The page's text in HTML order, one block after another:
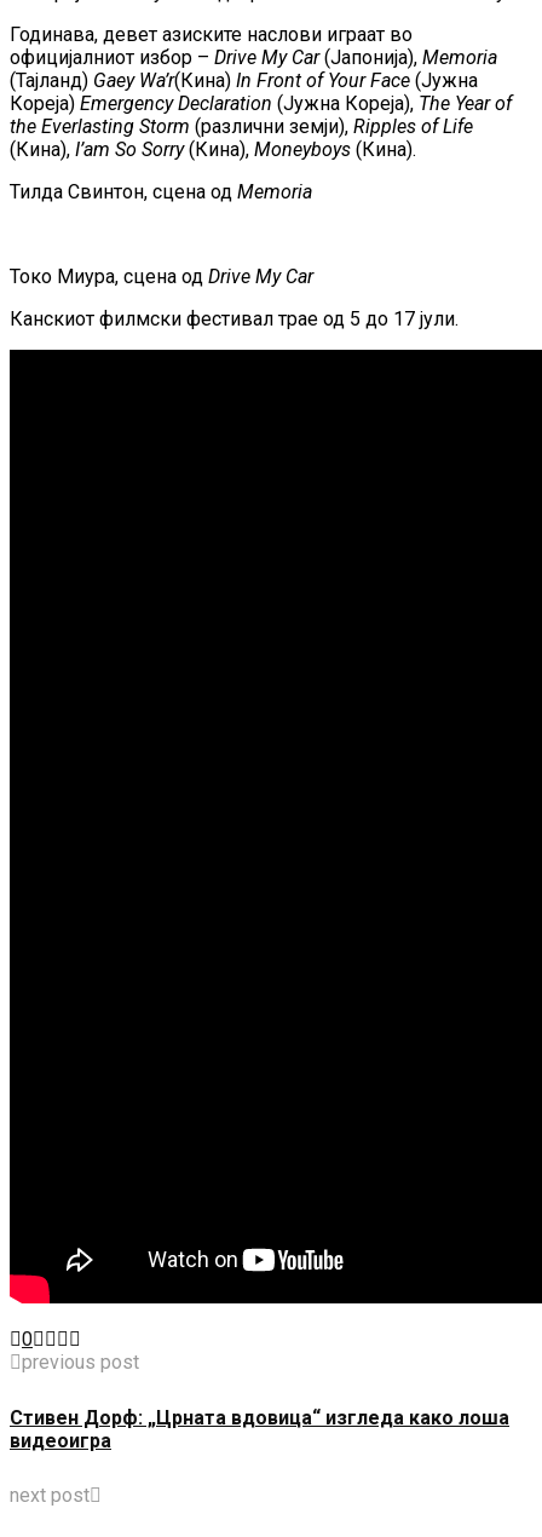
Годинава, девет азиските наслови играат во
официјалниот избор – Drive My Car(Јапонија), Memoria
(Тајланд) Gaey Wa’r(Кина) In Front of Your Face (Јужна
Кореја) Emergency Declaration (Јужна Кореја), The Year of
the Everlasting Storm (различни земји), Ripples of Life
(Кина), I’am So Sorry(Кина), Moneyboys (Кина).
Тилда Свинтон, сцена од Memoria
Токо Миура, сцена од Drive My Car
Канскиот филмски фестивал трае од 5 до 17 јули.
0
previous post
Стивен Дорф: „Црната вдовица“ изгледа како лоша
видеоигра
next post